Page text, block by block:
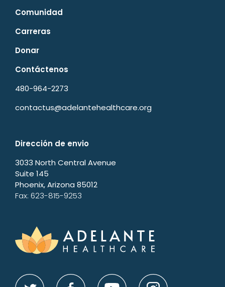
Comunidad
Carreras
Donar
Contáctenos
480-964-2273
contactus@adelantehealthcare.org
Dirección de envio
3033 North Central Avenue
Suite 145
Phoenix, Arizona 85012
Fax: 623-815-9253